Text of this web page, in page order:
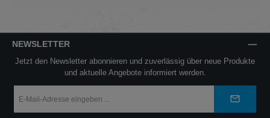
NEWSLETTER
Jetzt den Newsletter abonnieren und zuverlässig über neue Produkte
und aktuelle Angebote informiert werden.
Mail-
*